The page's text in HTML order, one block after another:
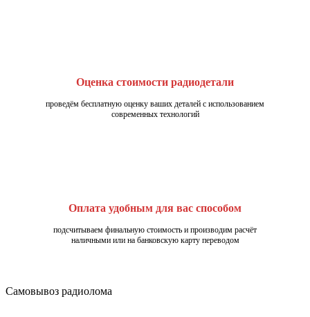
Оценка стоимости радиодетали
проведём бесплатную оценку ваших деталей с использованием
современных технологий
Оплата удобным для вас способом
подсчитываем финальную стоимость и производим расчёт
наличными или на банковскую карту переводом
Самовывоз радиолома